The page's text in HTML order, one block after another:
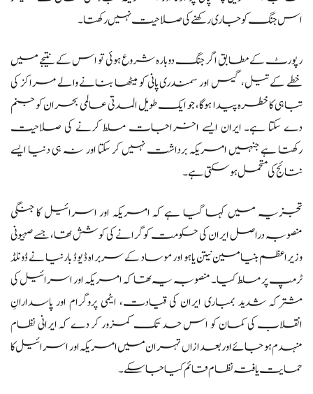
اس جنگ کو جاری رکھنے کی صلاحیت نہیں رکھتا۔
رپورٹ کے مطابق اگر جنگ دوبارہ شروع ہوئی تو اس کے نتیجے میں
خطے کے تیل، گیس اور سمندری پانی کو میٹھا بنانے والے مراکز کی
تباہی کا خطرہ پیدا ہوگا، جو ایک طویل المدتی عالمی بحران کو جنم
دے سکتا ہے۔ ایران ایسے اخراجات مسلط کرنے کی صلاحیت
رکھتا ہے جنہیں امریکہ برداشت نہیں کر سکتا اور نہ ہی دنیا ایسے
نتائج کی متحمل ہو سکتی ہے۔
تجزیہ میں کہا گیا ہے کہ امریکہ اور اسرائیل کا جنگی
منصوبہ دراصل ایران کی حکومت کو گرانے کی کوشش تھا، جسے صہیونی
وزیراعظم بنیامین نیتن یاہو اور موساد کے سربراہ ڈیوڈ بارنیا نے ڈونلڈ
ٹرمپ پر مسلط کیا۔ منصوبہ یہ تھا کہ امریکہ اور اسرائیل کی
مشترکہ شدید بمباری ایران کی قیادت، ایٹمی پروگرام اور پاسدارانِ
انقلاب کی کمان کو اس حد تک کمزور کر دے کہ ایرانی نظام
منہدم ہو جائے اور بعد ازاں تہران میں امریکہ اور اسرائیل کا
حمایت یافتہ نظام قائم کیا جا سکے۔